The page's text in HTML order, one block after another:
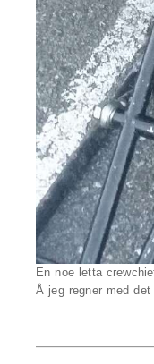
En noe letta
Å jeg regner med